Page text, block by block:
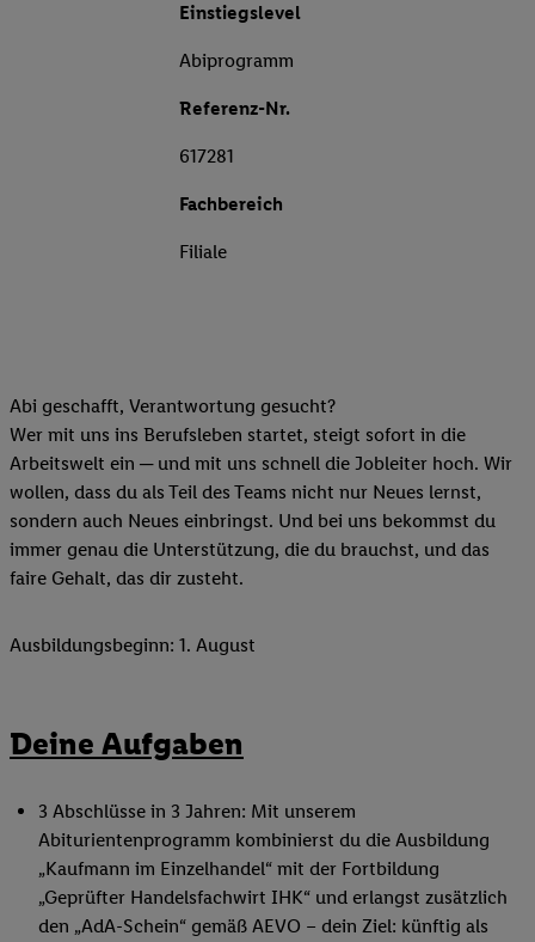
Einstiegslevel
Abiprogramm
Referenz-Nr.
617281
Fachbereich
Filiale
Abi geschafft, Verantwortung gesucht?
Wer mit uns ins Berufsleben startet, steigt sofort in die
Arbeitswelt ein ─ und mit uns schnell die Jobleiter hoch. Wir
wollen, dass du als Teil des Teams nicht nur Neues lernst,
sondern auch Neues einbringst. Und bei uns bekommst du
immer genau die Unterstützung, die du brauchst, und das
faire Gehalt, das dir zusteht.
Ausbildungsbeginn: 1. August
Deine Aufgaben
3 Abschlüsse in 3 Jahren: Mit unserem
Abiturientenprogramm kombinierst du die Ausbildung
„Kaufmann im Einzelhandel“ mit der Fortbildung
„Geprüfter Handelsfachwirt IHK“ und erlangst zusätzlich
den „AdA-Schein“ gemäß AEVO – dein Ziel: künftig als